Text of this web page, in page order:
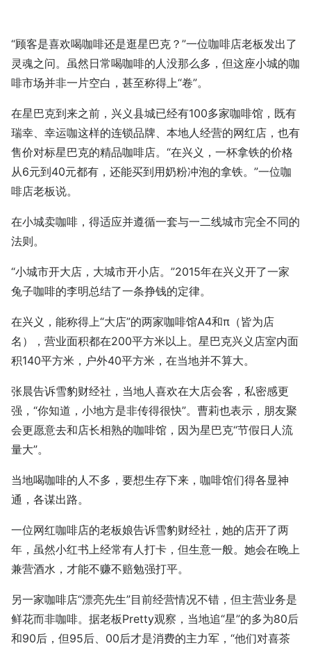
“顾客是喜欢喝咖啡还是逛星巴克？”一位咖啡店老板发出了
灵魂之问。虽然日常喝咖啡的人没那么多，但这座小城的咖
啡市场并非一片空白，甚至称得上“卷”。
在星巴克到来之前，兴义县城已经有100多家咖啡馆，既有
瑞幸、幸运咖这样的连锁品牌、本地人经营的网红店，也有
售价对标星巴克的精品咖啡店。“在兴义，一杯拿铁的价格
从6元到40元都有，还能买到用奶粉冲泡的拿铁。”一位咖
啡店老板说。
在小城卖咖啡，得适应并遵循一套与一二线城市完全不同的
法则。
“小城市开大店，大城市开小店。”2015年在兴义开了一家
兔子咖啡的李明总结了一条挣钱的定律。
在兴义，能称得上“大店”的两家咖啡馆A4和π（皆为店
名），营业面积都在200平方米以上。星巴克兴义店室内面
积140平方米，户外40平方米，在当地并不算大。
张晨告诉雪豹财经社，当地人喜欢在大店会客，私密感更
强，“你知道，小地方是非传得很快”。曹莉也表示，朋友聚
会更愿意去和店长相熟的咖啡馆，因为星巴克“节假日人流
量大”。
当地喝咖啡的人不多，要想生存下来，咖啡馆们得各显神
通，各谋出路。
一位网红咖啡店的老板娘告诉雪豹财经社，她的店开了两
年，虽然小红书上经常有人打卡，但生意一般。她会在晚上
兼营酒水，才能不赚不赔勉强打平。
另一家咖啡店“漂亮先生”目前经营情况不错，但主营业务是
鲜花而非咖啡。据老板Pretty观察，当地追“星”的多为80后
和90后，但95后、00后才是消费的主力军，“他们对喜茶